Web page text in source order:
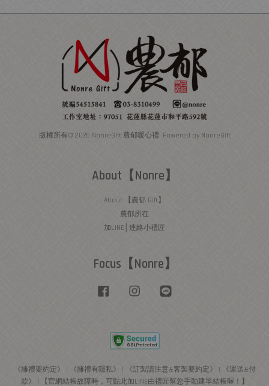
版權所有© 2026 NonreGift 農郁暖心禮. Powered by NonreGift
About【Nonre】
About 【農郁 Gift】
農郁所在
加LINE│連絡小禮匠
Focus【Nonre】
Facebook Instagram
《擁禮要約定》 | 《擁禮有隱私》 | 《訂製請注意&客製要約定》 |
《運送&付
款》
| 【官網結帳故障時，可點此加LINE由禮匠幫您手動建單結帳喔！】